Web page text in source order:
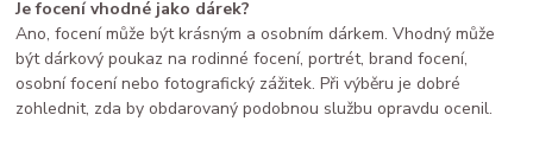
Je focení vhodné jako dárek?
Ano, focení může být krásným a osobním dárkem. Vhodný může
být dárkový poukaz na rodinné focení, portrét, brand focení,
osobní focení nebo fotografický zážitek. Při výběru je dobré
zohlednit, zda by obdarovaný podobnou službu opravdu ocenil.